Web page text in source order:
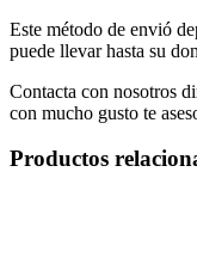
Este método de envió
puede llevar hasta su
Contacta con nosotros
con mucho gusto te
Productos